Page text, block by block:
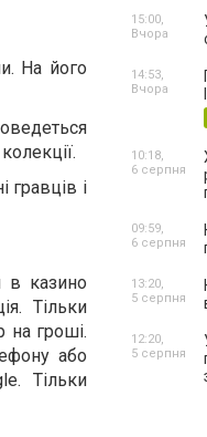
На його
гравців і
в казино
Тільки
на гроші.
або
Тільки
15:00,
Вчора
14:53,
Вчора
10:18,
6 серпня
09:59,
6 серпня
13:20,
5 серпня
12:20,
5 серпня